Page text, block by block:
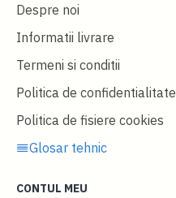
Despre noi
Informatii livrare
Termeni si conditii
Politica de confidentialitate
Politica de fisiere cookies
Glosar tehnic
CONTUL MEU